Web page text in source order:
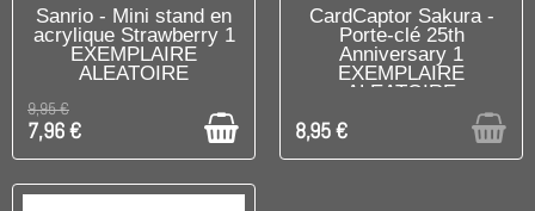
DISPONIBLE
Sanrio - Mini stand en
acrylique Strawberry 1
EXEMPLAIRE
ALEATOIRE
9,95 €
7,96 €
RUPTURE DE STOCK
CardCaptor Sakura -
Porte-clé 25th
Anniversary 1
EXEMPLAIRE
ALEATOIRE
8,95 €